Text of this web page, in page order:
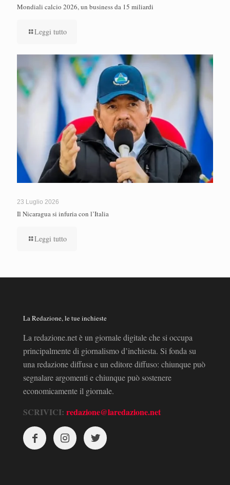
Mondiali calcio 2026, un business da 15 miliardi
Leggi tutto
23 Luglio 2026
Il Nicaragua si infuria con l’Italia
Leggi tutto
La Redazione, le tue inchieste
La redazione.net è un giornale digitale che si occupa
principalmente di giornalismo d’inchiesta. Si fonda su
una redazione diffusa e un editore diffuso: chiunque può
segnalare argomenti e chiunque può sostenere
economicamente il giornale.
SCRIVICI: redazione@laredazione.net